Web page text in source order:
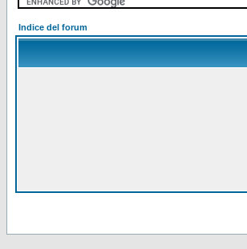
Indice del forum